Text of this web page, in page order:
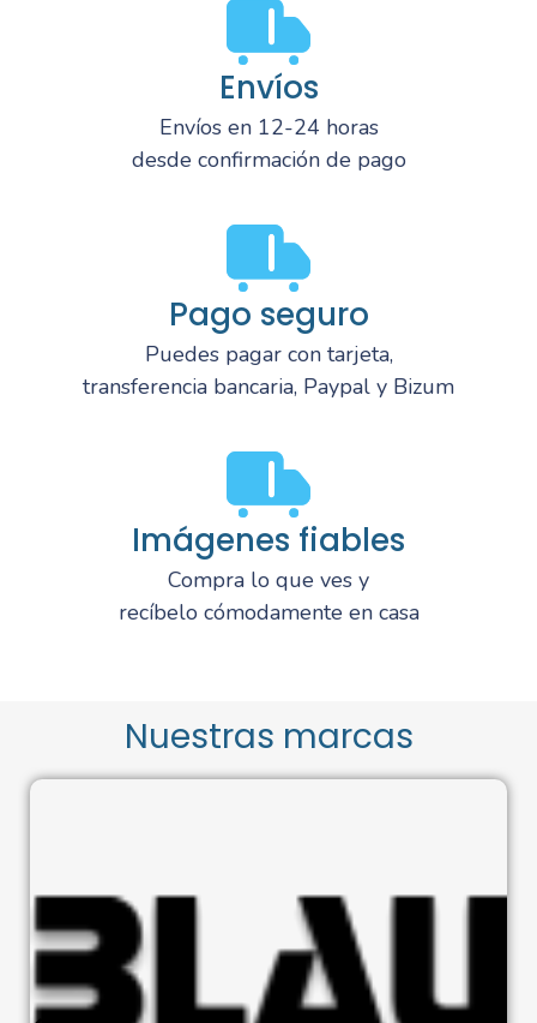
Envíos
Envíos en 12-24 horas
desde confirmación de pago
Pago seguro
Puedes pagar con tarjeta,
transferencia bancaria, Paypal y Bizum
Imágenes fiables
Compra lo que ves y
recíbelo cómodamente en casa
Nuestras marcas